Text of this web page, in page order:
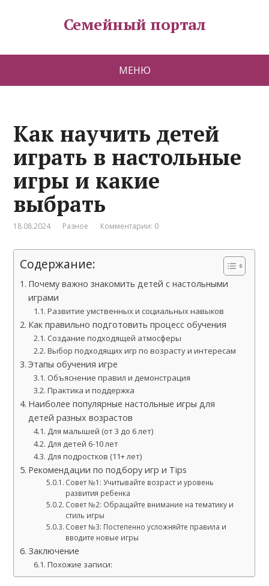
Семейный портал
МЕНЮ
Как научить детей
играть в настольные
игры и какие
выбрать
18.08.2024 Разное Комментарии: 0
Содержание:
Почему важно знакомить детей с настольными
играми
Развитие умственных и социальных навыков
Как правильно подготовить процесс обучения
Создание подходящей атмосферы
Выбор подходящих игр по возрасту и интересам
Этапы обучения игре
Объяснение правил и демонстрация
Практика и поддержка
Наиболее популярные настольные игры для
детей разных возрастов
Для малышей (от 3 до 6 лет)
Для детей 6-10 лет
Для подростков (11+ лет)
Рекомендации по подбору игр и Tips
Совет №1: Учитывайте возраст и уровень
развития ребенка
Совет №2: Обращайте внимание на тематику и
стиль игры
Совет №3: Постепенно усложняйте правила и
вводите новые игры
Заключение
Похожие записи: